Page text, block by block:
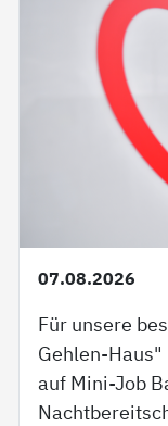
07.08.2026
Für unsere
Gehlen-
auf Mini-Job